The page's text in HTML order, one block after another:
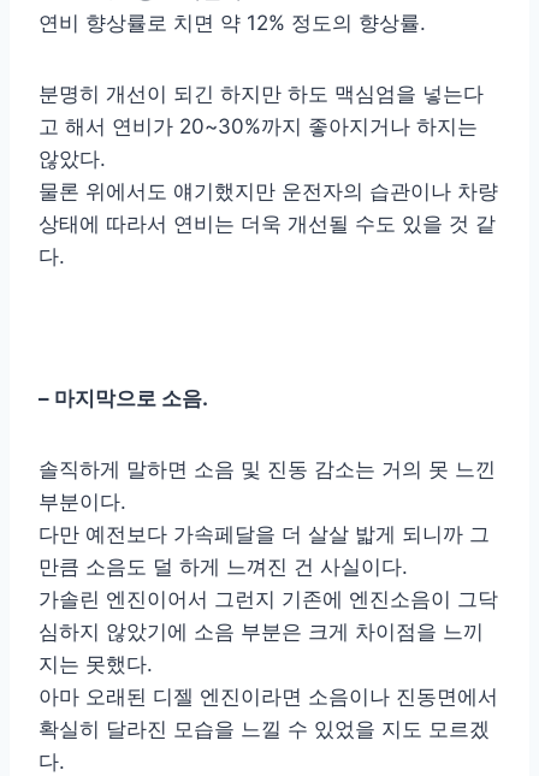
연비 향상률로 치면 약 12% 정도의 향상률.
분명히 개선이 되긴 하지만 하도 맥심엄을 넣는다
고 해서 연비가 20~30%까지 좋아지거나 하지는
않았다.
물론 위에서도 얘기했지만 운전자의 습관이나 차량
상태에 따라서 연비는 더욱 개선될 수도 있을 것 같
다.
– 마지막으로 소음.
솔직하게 말하면 소음 및 진동 감소는 거의 못 느낀
부분이다.
다만 예전보다 가속페달을 더 살살 밟게 되니까 그
만큼 소음도 덜 하게 느껴진 건 사실이다.
가솔린 엔진이어서 그런지 기존에 엔진소음이 그닥
심하지 않았기에 소음 부분은 크게 차이점을 느끼
지는 못했다.
아마 오래된 디젤 엔진이라면 소음이나 진동면에서
확실히 달라진 모습을 느낄 수 있었을 지도 모르겠
다.